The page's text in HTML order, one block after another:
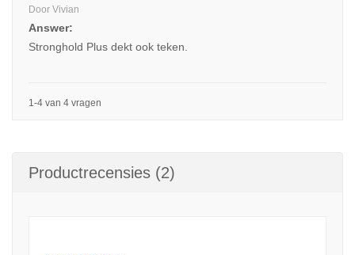
Door Vivian
Answer:
Stronghold Plus dekt ook teken.
1-4 van 4 vragen
Productrecensies (2)